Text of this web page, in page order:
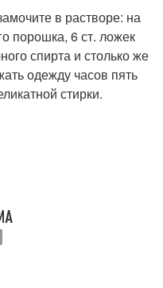
в растворе: на
порошка, 6 ст. ложек
спирта и столько же
одежду часов пять
стирки.